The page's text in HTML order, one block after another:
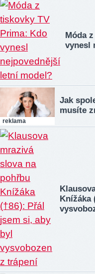
Móda
vynesl
reklama
Jak
musíte
Knížáka